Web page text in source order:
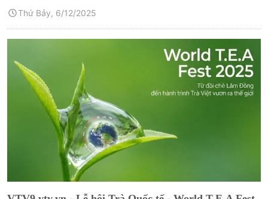
Thứ Bảy, 6/12/2025